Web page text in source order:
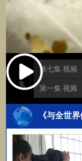
选
集
第七集 视频
第一集 视频
《与全世